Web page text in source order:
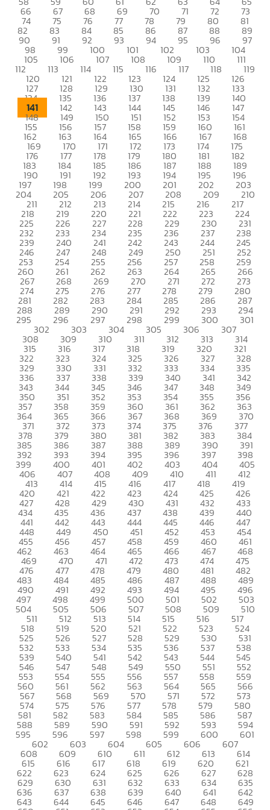
66 67 68 69 70 71 72 73
74 75 76 77 78 79 80 81
82 83 84 85 86 87 88 89
90 91 92 93 94 95 96 97
98 99 100 101 102 103 104
105 106 107 108 109 110 111
112 113 114 115 116 117 118 119
120 121 122 123 124 125 126
127 128 129 130 131 132 133
134 135 136 137 138 139 140
141 142 143 144 145 146 147
148 149 150 151 152 153 154
155 156 157 158 159 160 161
162 163 164 165 166 167 168
169 170 171 172 173 174 175
176 177 178 179 180 181 182
183 184 185 186 187 188 189
190 191 192 193 194 195 196
197 198 199 200 201 202 203
204 205 206 207 208 209 210
211 212 213 214 215 216 217
218 219 220 221 222 223 224
225 226 227 228 229 230 231
232 233 234 235 236 237 238
239 240 241 242 243 244 245
246 247 248 249 250 251 252
253 254 255 256 257 258 259
260 261 262 263 264 265 266
267 268 269 270 271 272 273
274 275 276 277 278 279 280
281 282 283 284 285 286 287
288 289 290 291 292 293 294
295 296 297 298 299 300 301
302 303 304 305 306 307
308 309 310 311 312 313 314
315 316 317 318 319 320 321
322 323 324 325 326 327 328
329 330 331 332 333 334 335
336 337 338 339 340 341 342
343 344 345 346 347 348 349
350 351 352 353 354 355 356
357 358 359 360 361 362 363
364 365 366 367 368 369 370
371 372 373 374 375 376 377
378 379 380 381 382 383 384
385 386 387 388 389 390 391
392 393 394 395 396 397 398
399 400 401 402 403 404 405
406 407 408 409 410 411 412
413 414 415 416 417 418 419
420 421 422 423 424 425 426
427 428 429 430 431 432 433
434 435 436 437 438 439 440
441 442 443 444 445 446 447
448 449 450 451 452 453 454
455 456 457 458 459 460 461
462 463 464 465 466 467 468
469 470 471 472 473 474 475
476 477 478 479 480 481 482
483 484 485 486 487 488 489
490 491 492 493 494 495 496
497 498 499 500 501 502 503
504 505 506 507 508 509 510
511 512 513 514 515 516 517
518 519 520 521 522 523 524
525 526 527 528 529 530 531
532 533 534 535 536 537 538
539 540 541 542 543 544 545
546 547 548 549 550 551 552
553 554 555 556 557 558 559
560 561 562 563 564 565 566
567 568 569 570 571 572 573
574 575 576 577 578 579 580
581 582 583 584 585 586 587
588 589 590 591 592 593 594
595 596 597 598 599 600 601
602 603 604 605 606 607
608 609 610 611 612 613 614
615 616 617 618 619 620 621
622 623 624 625 626 627 628
629 630 631 632 633 634 635
636 637 638 639 640 641 642
643 644 645 646 647 648 649